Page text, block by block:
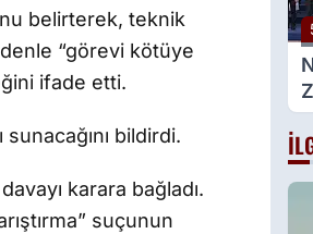
belirterek, teknik
“görevi kötüye
ifade etti.
bildirdi.
karara bağladı.
suçunun